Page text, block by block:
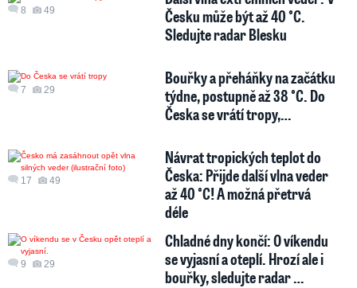
8 49
Česku může být až 40 °C.
Sledujte radar Blesku
7 29
Bouřky a přeháňky na začátku
týdne, postupně až 38 °C. Do
Česka se vrátí tropy,…
17 49
Návrat tropických teplot do
Česka: Přijde další vlna veder
až 40 °C! A možná přetrvá
déle
9 29
Chladné dny končí: O víkendu
se vyjasní a oteplí. Hrozí ale i
bouřky, sledujte radar …